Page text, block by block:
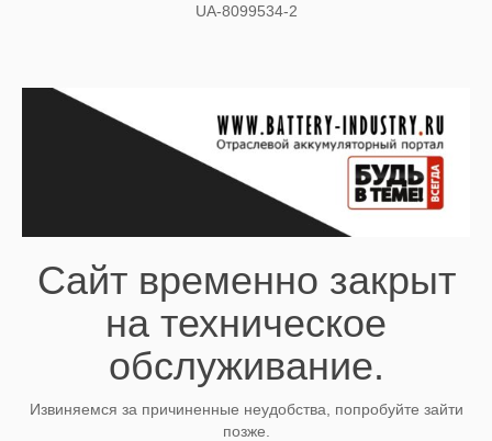
UA-8099534-2
Сайт временно закрыт
на техническое
обслуживание.
Извиняемся за причиненные неудобства, попробуйте зайти
позже.